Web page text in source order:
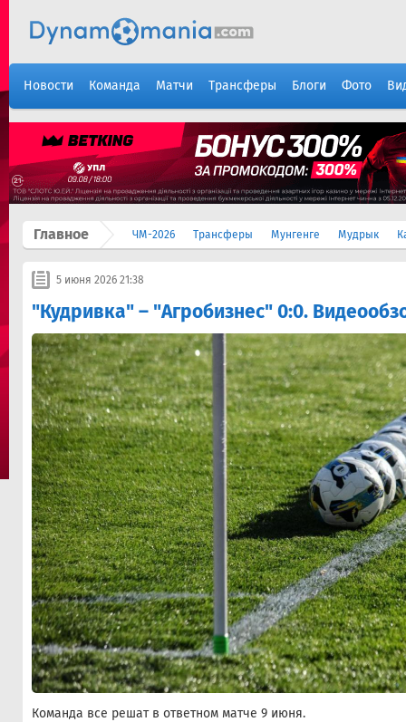
Новости Команда Матчи Трансферы Блоги Фото
Главное ЧМ-2026 Трансферы Мунгенге Мудрык
5 июня 2026 21:38
"Кудривка" – "Агробизнес" 0:0.
Команда все решат в ответном матче 9 июня.